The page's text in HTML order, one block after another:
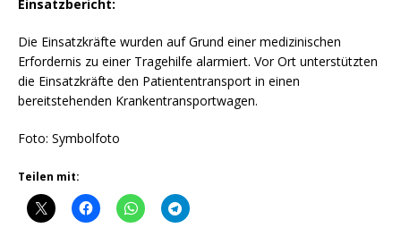
Einsatzbericht:
Die Einsatzkräfte wurden auf Grund einer medizinischen
Erfordernis zu einer Tragehilfe alarmiert. Vor Ort unterstützten
die Einsatzkräfte den Patiententransport in einen
bereitstehenden Krankentransportwagen.
Foto: Symbolfoto
Teilen mit: